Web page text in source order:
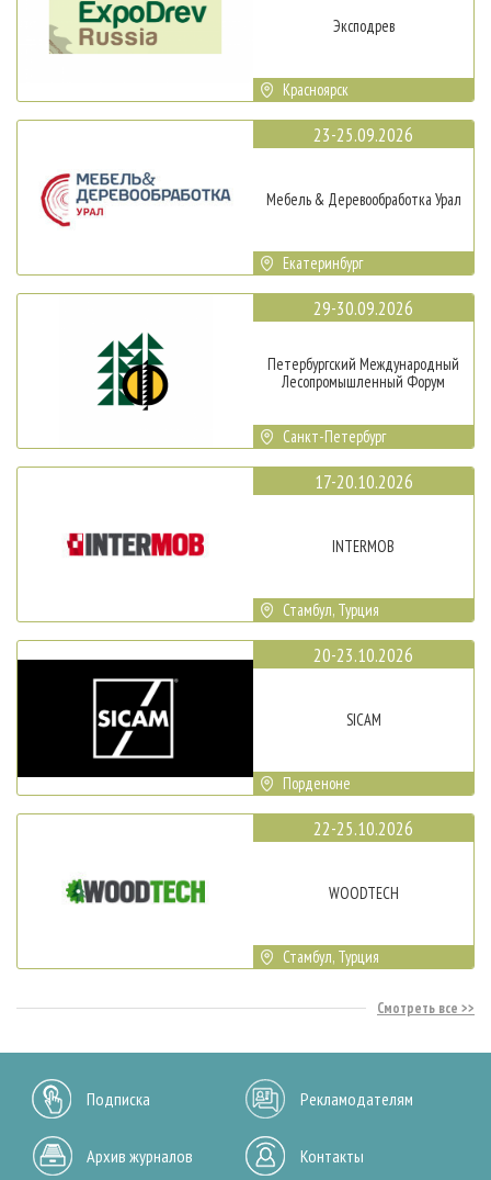
Эксподрев
Красноярск
23-25.09.2026
Мебель & Деревообработка Урал
Екатеринбург
29-30.09.2026
Петербургский Международный
Лесопромышленный Форум
Санкт-Петербург
17-20.10.2026
INTERMOB
Стамбул, Турция
20-23.10.2026
SICAM
Порденоне
22-25.10.2026
WOODTECH
Стамбул, Турция
Смотреть все
Подписка Рекламодателям
Архив журналов Контакты